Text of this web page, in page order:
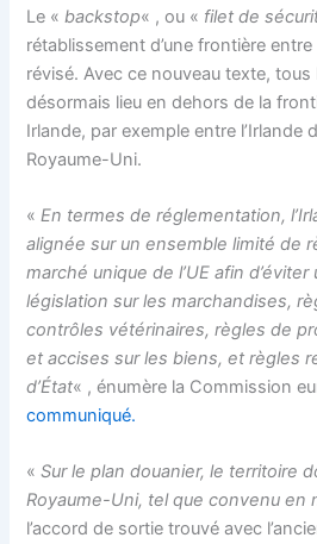
Le «backstop« , ou « filet de
rétablissement d’une frontière
révisé. Avec ce nouveau texte,
désormais lieu en dehors de la
Irlande, par exemple entre l’Irlande
Royaume-Uni.
«En termes de réglementation,
alignée sur un ensemble limité de
marché unique de l’UE afin
législation sur les marchandises,
contrôles vétérinaires, règles de
et accises sur les biens, et règles
d’État« , énumère la Commission
communiqué.
«Sur le plan douanier, le territoire
Royaume-Uni, tel que convenu en
l’accord de sortie trouvé avec